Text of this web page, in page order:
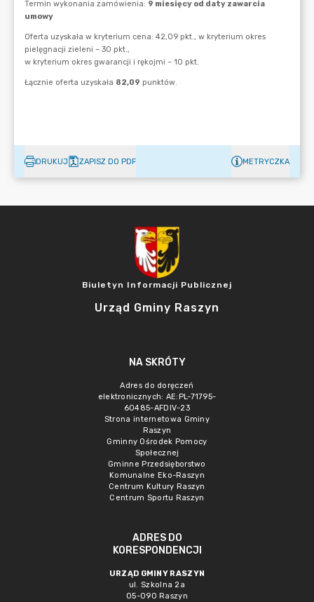
DRUKUJ ZAPISZ DO PDF METRYCZKA
Biuletyn Informacji Publicznej
Urząd Gminy Raszyn
NA SKRÓTY
Adres do doręczeń
elektronicznych: AE:PL-71795-
60485-AFDIV-23
Strona internetowa Gminy
Raszyn
Gminny Ośrodek Pomocy
Społecznej
Gminne Przedsięborstwo
Komunalne Eko-Raszyn
Centrum Kultury Raszyn
Centrum Sportu Raszyn
ADRES DO
KORESPONDENCJI
URZĄD GMINY RASZYN
ul. Szkolna 2a
05-090 Raszyn